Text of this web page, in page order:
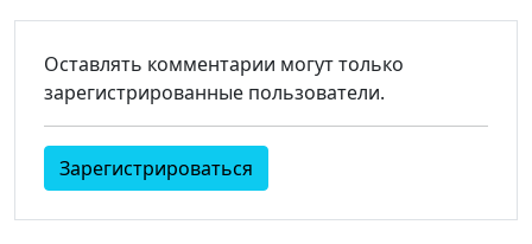
Оставлять комментарии могут только
зарегистрированные пользователи.
Зарегистрироваться